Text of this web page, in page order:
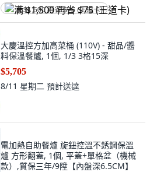
满 $1,500 再省 $75 (王道卡)
大慶溫控方加高菜桶 (110V) - 甜品/醬
料保溫餐爐, 1個, 1/3 3格15深
$5,705
8/11 星期二 預計送達
電加熱自助餐爐 旋鈕控溫不銹鋼保溫
爐 方形翻蓋, 1個, 平蓋+單格盆（機械
款）,質保三年/9陞【內盤深6.5CM】